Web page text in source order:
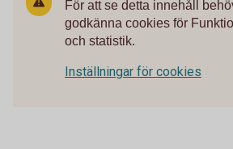
För att se detta innehåll
godkänna cookies för
och statistik.
Inställningar för cookies